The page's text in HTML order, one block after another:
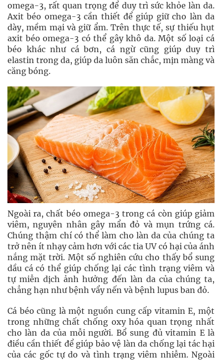
omega-3, rất quan trọng để duy trì sức khỏe làn da.
Axit béo omega-3 cần thiết để giúp giữ cho làn da
dày, mềm mại và giữ ẩm. Trên thực tế, sự thiếu hụt
axit béo omega-3 có thể gây khô da. Một số loại cá
béo khác như cá bơn, cá ngừ cũng giúp duy trì
elastin trong da, giúp da luôn săn chắc, mịn màng và
căng bóng.
Ngoài ra, chất béo omega-3 trong cá còn giúp giảm
viêm, nguyên nhân gây mẩn đỏ và mụn trứng cá.
Chúng thậm chí có thể làm cho làn da của chúng ta
trở nên ít nhạy cảm hơn với các tia UV có hại của ánh
nắng mặt trời. Một số nghiên cứu cho thấy bổ sung
dầu cá có thể giúp chống lại các tình trạng viêm và
tự miễn dịch ảnh hưởng đến làn da của chúng ta,
chẳng hạn như bệnh vẩy nến và bệnh lupus ban đỏ.
Cá béo cũng là một nguồn cung cấp vitamin E, một
trong những chất chống oxy hóa quan trọng nhất
cho làn da của mỗi người. Bổ sung đủ vitamin E là
điều cần thiết để giúp bảo vệ làn da chống lại tác hại
của các gốc tự do và tình trạng viêm nhiễm. Ngoài